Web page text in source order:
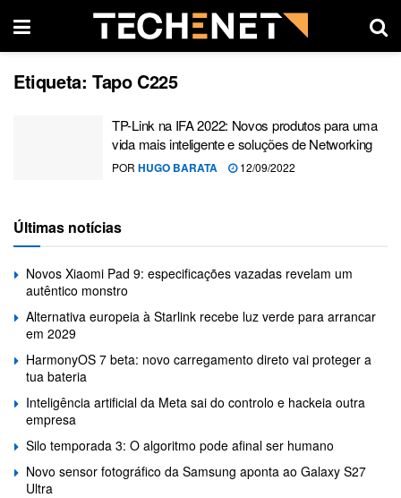
Etiqueta: Tapo C225
TP-Link na IFA 2022: Novos produtos para uma
vida mais inteligente e soluções de Networking
POR HUGO BARATA 12/09/2022
Últimas notícias
Novos Xiaomi Pad 9: especificações vazadas revelam um
autêntico monstro
Alternativa europeia à Starlink recebe luz verde para arrancar
em 2029
HarmonyOS 7 beta: novo carregamento direto vai proteger a
tua bateria
Inteligência artificial da Meta sai do controlo e hackeia outra
empresa
Silo temporada 3: O algoritmo pode afinal ser humano
Novo sensor fotográfico da Samsung aponta ao Galaxy S27
Ultra